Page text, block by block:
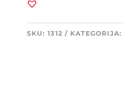
za
čestice
količina
SKU: 1312 KATEGORIJA: